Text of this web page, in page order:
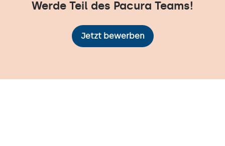
Werde Teil des Pacura Teams!
Jetzt bewerben